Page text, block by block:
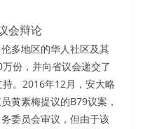
会辩论
多地区的华人社区及其
份，并向省议会递交了
。2016年12月，安大略
黄素梅提议的B79议案，
委员会审议，但由于该